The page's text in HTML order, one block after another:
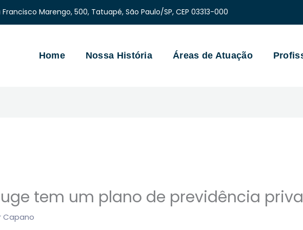
Francisco Marengo, 500, Tatuapé, São Paulo/SP, CEP 03313-000
Home Nossa História Áreas de Atuação
tem um plano de previdência
Capano